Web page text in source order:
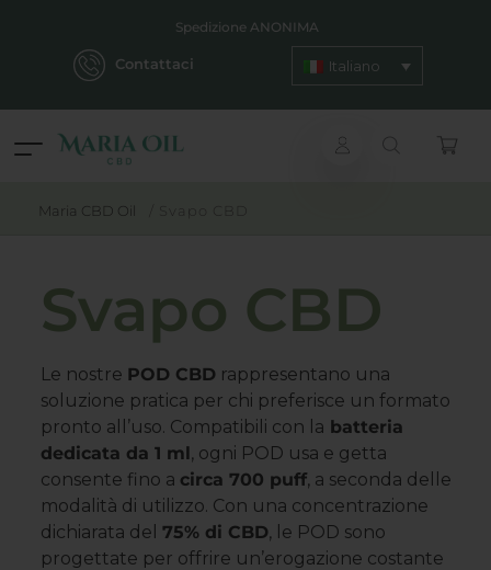
Contattaci
Spedizione ANONIMA
Italiano
Maria CBD Oil Svapo CBD
Svapo CBD
Le nostre POD CBD rappresentano una
soluzione pratica per chi preferisce un formato
pronto all’uso. Compatibili con la batteria
dedicata da 1 ml, ogni POD usa e getta
consente fino a circa 700 puff, a seconda delle
modalità di utilizzo. Con una concentrazione
dichiarata del 75% di CBD, le POD sono
progettate per offrire un’erogazione costante